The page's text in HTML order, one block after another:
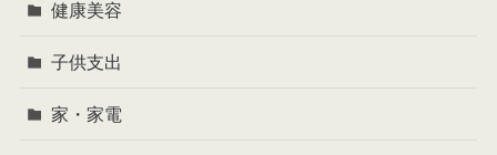
健康美容
子供支出
家・家電